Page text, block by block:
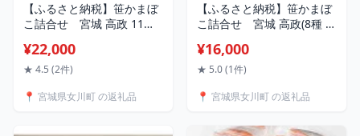
【ふるさと納税】笹かまぼ
こ詰合せ 宮城 高政 11種
【1306849】
¥22,000
★ 4.5 (2件)
📍 宮城県女川町 の返礼品
【ふるさと納税】笹かまぼ
こ詰合せ 宮城 高政(8種 /
島】【G1303703】
¥16,000
★ 5.0 (1件)
📍 宮城県女川町 の返礼品